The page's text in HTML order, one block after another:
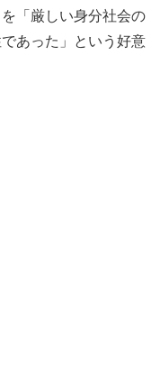
「厳しい身分社会の
あった」という好意